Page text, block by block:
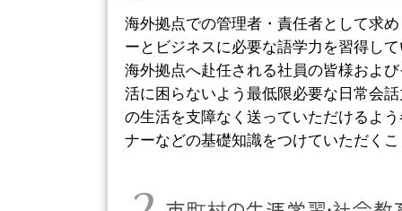
海外拠点での管理者・責任者として求
ーとビジネスに必要な語学力を習得し
海外拠点へ赴任される社員の皆様およ
活に困らないよう最低限必要な日常会
の生活を支障なく送っていただけるよ
ナーなどの基礎知識をつけていただく